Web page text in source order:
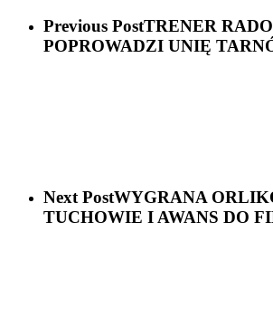
Previous PostTRENER
POPROWADZI UNIĘ
Next PostWYGRANA
TUCHOWIE I AWANS DO